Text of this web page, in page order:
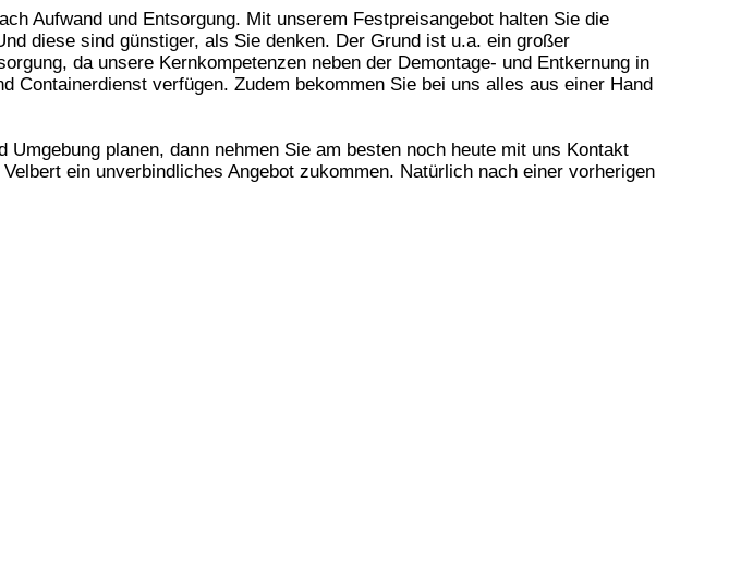
Aufwand und Entsorgung. Mit unserem Festpreisangebot halten Sie die
diese sind günstiger, als Sie denken. Der Grund ist u.a. ein großer
da unsere Kernkompetenzen neben der Demontage- und Entkernung in
Containerdienst verfügen. Zudem bekommen Sie bei uns alles aus einer Hand
planen, dann nehmen Sie am besten noch heute mit uns Kontakt
ein unverbindliches Angebot zukommen. Natürlich nach einer vorherigen